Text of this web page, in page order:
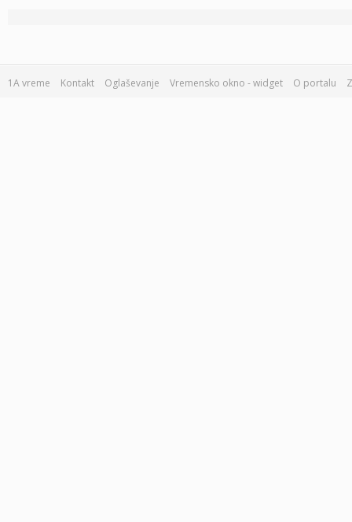
1A vreme Kontakt Oglaševanje Vremensko okno - widget O portalu